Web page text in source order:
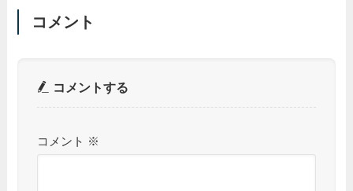
コメント
コメントする
コメント ※